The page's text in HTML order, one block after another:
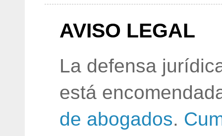
AVISO LEGAL
La defensa
está
de abogados.